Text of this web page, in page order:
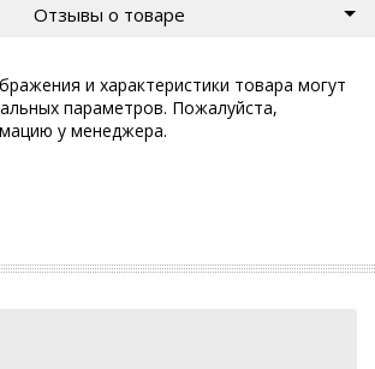
Отзывы о товаре
и характеристики товара могут
параметров. Пожалуйста,
у менеджера.